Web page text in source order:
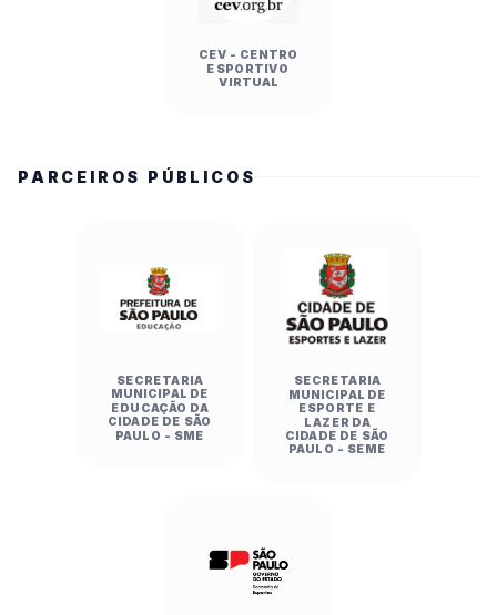
CEV - CENTRO
ESPORTIVO
VIRTUAL
PARCEIROS PÚBLICOS
SECRETARIA
MUNICIPAL DE
EDUCAÇÃO DA
CIDADE DE SÃO
PAULO - SME
SECRETARIA
MUNICIPAL DE
ESPORTE E
LAZER DA
CIDADE DE SÃO
PAULO - SEME